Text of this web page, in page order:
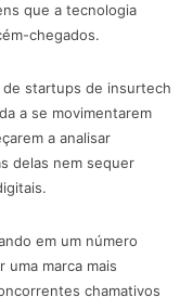
que a tecnologia
chegados.
de startups de insurtech
a se movimentarem
a analisar
delas nem sequer
em um número
uma marca mais
chamativos